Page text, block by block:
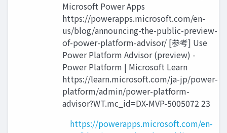
Microsoft Power Apps
https://powerapps.microsoft.com/en-
us/blog/announcing-the-public-preview-
of-power-platform-advisor/ [参考] Use
Power Platform Advisor (preview) -
Power Platform | Microsoft Learn
https://learn.microsoft.com/ja-jp/power-
platform/admin/power-platform-
advisor?WT.mc_id=DX-MVP-5005072 23
https://powerapps.microsoft.com/en-